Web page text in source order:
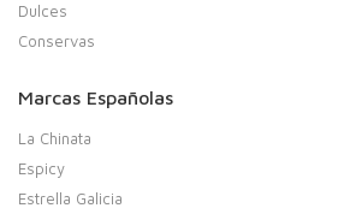
Dulces
Conservas
Marcas Españolas
La Chinata
Espicy
Estrella Galicia